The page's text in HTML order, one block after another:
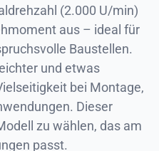
(2.000 U/min)
aus – ideal für
Baustellen.
und etwas
bei Montage,
Dieser
zu wählen, das am
passt.